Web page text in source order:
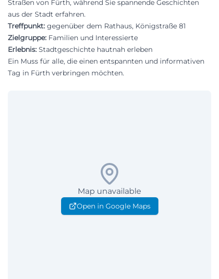
Straßen von Fürth, während Sie spannende Geschichten
aus der Stadt erfahren.
Treffpunkt: gegenüber dem Rathaus, Königstraße 81
Zielgruppe: Familien und Interessierte
Erlebnis: Stadtgeschichte hautnah erleben
Ein Muss für alle, die einen entspannten und informativen
Tag in Fürth verbringen möchten.
Map unavailable
Open in Google Maps